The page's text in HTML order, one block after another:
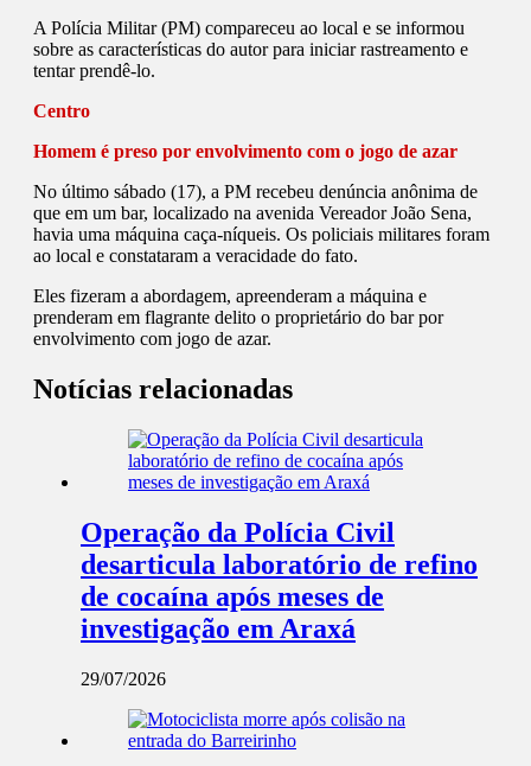
A Polícia Militar (PM) compareceu ao local e se informou
sobre as características do autor para iniciar rastreamento e
tentar prendê-lo.
Centro
Homem é preso por envolvimento com o jogo de azar
No último sábado (17), a PM recebeu denúncia anônima de
que em um bar, localizado na avenida Vereador João Sena,
havia uma máquina caça-níqueis. Os policiais militares foram
ao local e constataram a veracidade do fato.
Eles fizeram a abordagem, apreenderam a máquina e
prenderam em flagrante delito o proprietário do bar por
envolvimento com jogo de azar.
Notícias relacionadas
Operação da Polícia Civil
desarticula laboratório de refino
de cocaína após meses de
investigação em Araxá
29/07/2026